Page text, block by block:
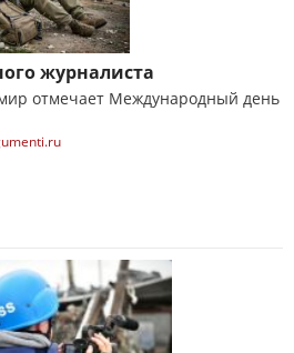
журналиста
отмечает Международный день